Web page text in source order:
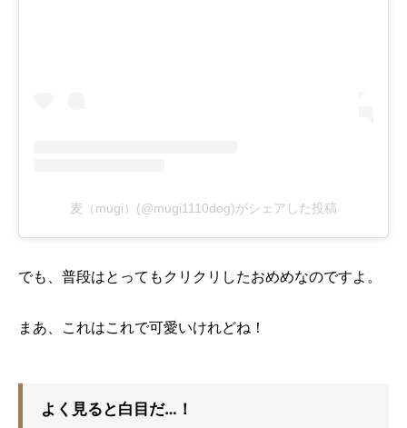
麦（mugi）(@mugi1110dog)がシェアした投稿
でも、普段はとってもクリクリしたおめめなのですよ。
まあ、これはこれで可愛いけれどね！
よく見ると白目だ…！